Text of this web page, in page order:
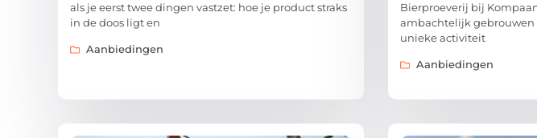
als je eerst twee dingen vastzet: hoe je product straks
in de doos ligt en
Aanbiedingen
Bierproeverij bij
ambachtelijk gebrouwen
unieke activiteit
Aanbiedingen